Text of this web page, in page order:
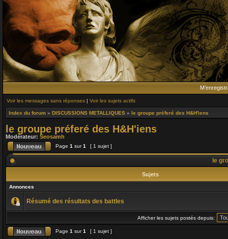
Voir les messages sans réponses | Voir les sujets actifs
Index du forum » DISCUSSIONS METALLIQUES » le groupe préferé des H&H'iens
le groupe préferé des H&H'iens
Modérateur: Seosamh
Page 1 sur1 [ 1 sujet ]
le
Sujets
Annonces
Résumé des résultats des battles
Afficher les sujets postés depuis:
Page 1 sur1 [ 1 sujet ]